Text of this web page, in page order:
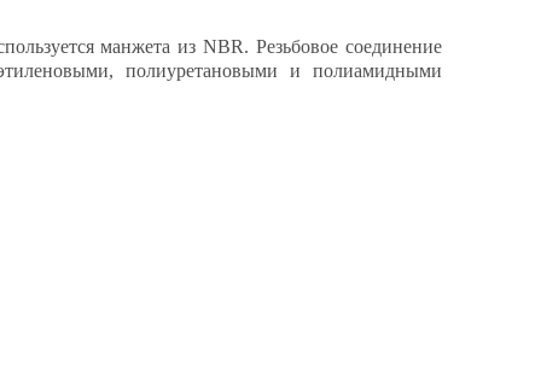
манжета из NBR. Резьбовое cоединение
полиуретановыми и полиамидными